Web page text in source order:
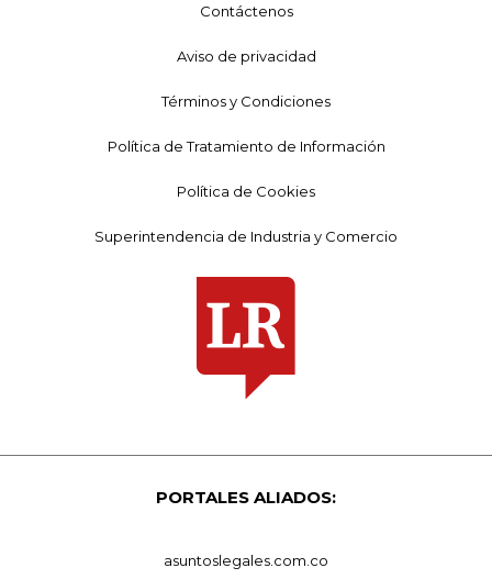
Contáctenos
Aviso de privacidad
Términos y Condiciones
Política de Tratamiento de Información
Política de Cookies
Superintendencia de Industria y Comercio
PORTALES ALIADOS:
asuntoslegales.com.co